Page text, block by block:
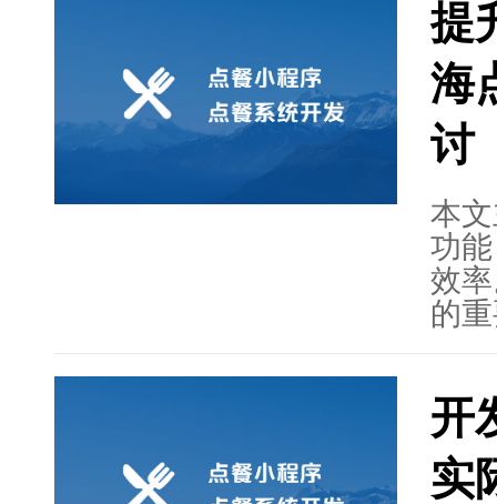
提
海
讨
本
功
效
的
点
会
方
开
实